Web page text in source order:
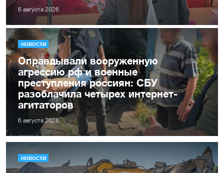
6 августа 2026
НОВОСТИ
Оправдывали вооруженную
агрессию рф и военные
преступления россиян: СБУ
разоблачила четырех интернет-
агитаторов
6 августа 2026
НОВОСТИ